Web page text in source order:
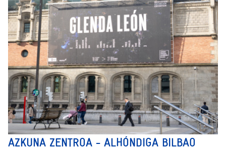
AZKUNA ZENTROA - ALHÓNDIGA BILBAO